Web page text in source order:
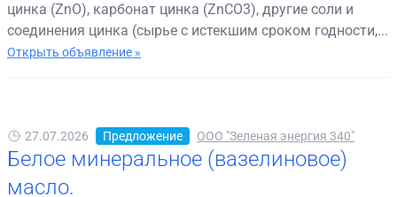
цинка (ZnO), карбонат цинка (ZnCO3), другие соли и
соединения цинка (сырье с истекшим сроком годности,...
Открыть объявление »
27.07.2026 Предложение ООО "Зеленая энергия 340"
Белое минеральное (вазелиновое)
масло.